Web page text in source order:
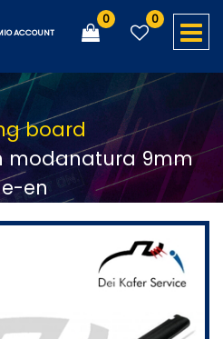
ACCOUNT
0 0
board
modanatura 9mm
en